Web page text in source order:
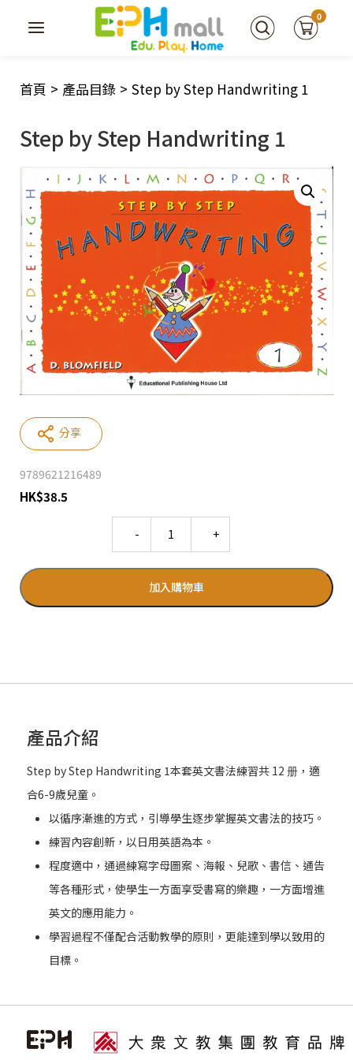
0
首頁 > 產品目錄 > Step by Step Handwriting 1
Step by Step Handwriting 1
9789621216489
HK$38.5
加入購物車
分享
產品介紹
Step by Step Handwriting 1本套英文書法練習共 12 册，適
合6-9歲兒童。
以循序漸進的方式，引導學生逐步掌握英文書法的技巧。
練習內容創新，以日用英語為本。
程度適中，通過練寫字母圖案、海報、兒歌、書信、通告
等各種形式，使學生一方面享受書寫的樂趣，一方面增進
英文的應用能力。
學習過程不僅配合活動教學的原則，更能達到學以致用的
目標。